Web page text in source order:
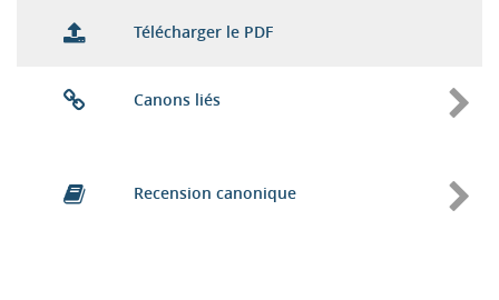
Télécharger le PDF
Canons liés
Recension canonique